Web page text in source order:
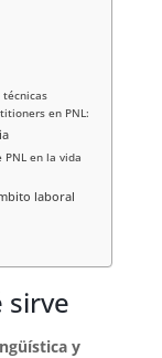
en PNL:
PNL en la vida
laboral
sirve
y